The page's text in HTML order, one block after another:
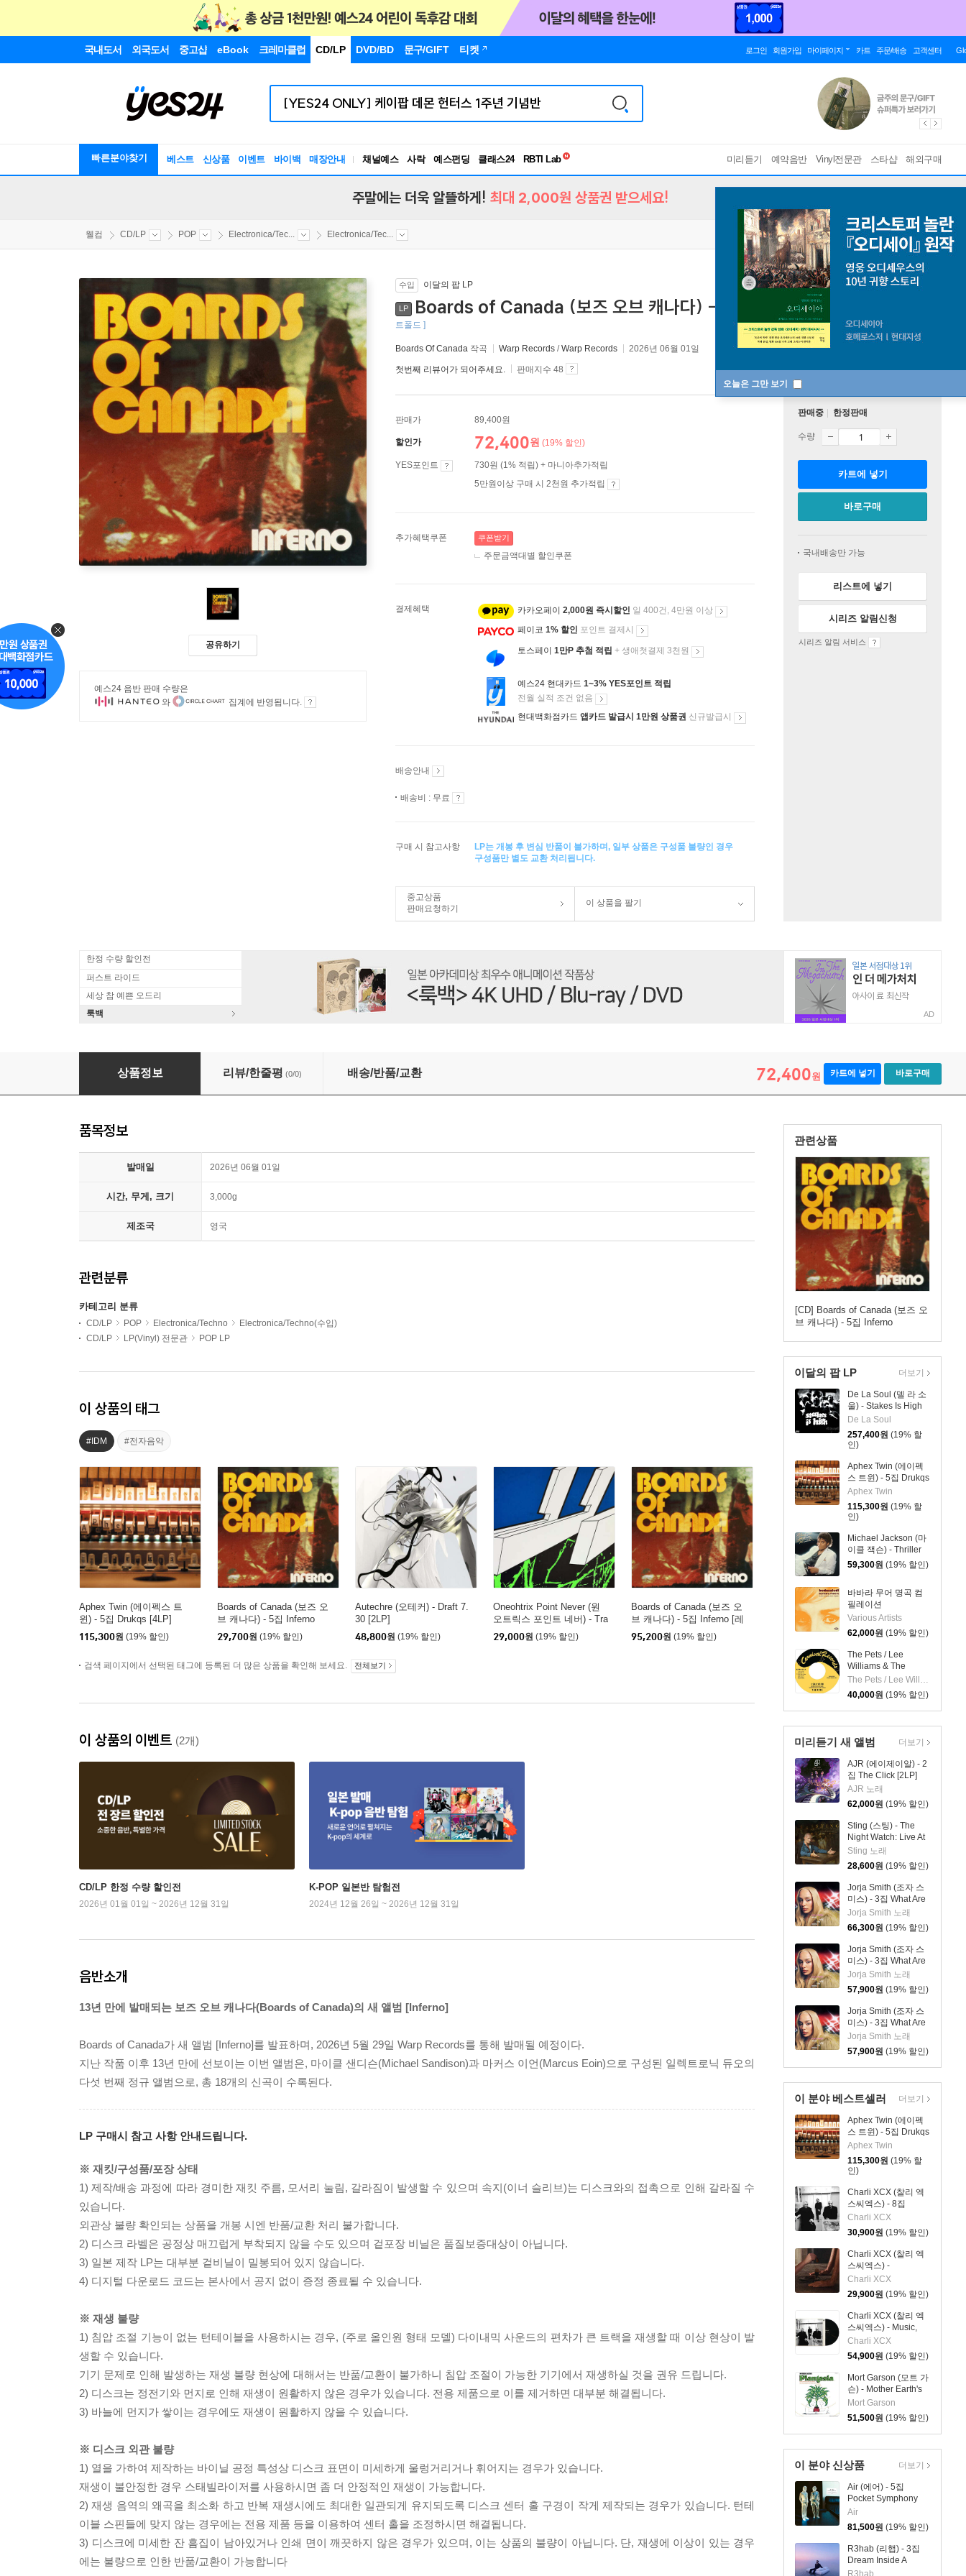
국내도서 외국도서 중고샵 eBook 크레마클럽 CD/LP DVD/BD 문구/GIFT 티켓 로그인 회원가입 마이페이지 카트 주문/배송 고객센터
빠른분야찾기 베스트 신상품 이벤트 바이백 매장안내 채널예스 사락 예스펀딩 클래스24
RBTI Lab
독서유형검사
미리듣기 예약음반 Vinyl전문관 스타샵 해외구매
오늘은 그만 보기
주말에는 더욱 알뜰하게! 최대 2,000원 상품권 받으세요!
웰컴 CD/LP POP Electronica/Tec... Electronica/Tec...
공유하기
예스24 음반 판매 수량은
와
집계에 반영됩니다.
수입 이달의 팝 LP
LP Boards of Canada (보즈 오브 캐나다) - 5집 Inferno [2LP]
트폴드 ]
Boards Of Canada 작곡 Warp Records /Warp Records 2026년 06월 01일
첫번째 리뷰어가 되어주세요. 판매지수 48
판매가 89,400원
할인가 72,400원 (19% 할인)
YES포인트
730원 (1% 적립) + 마니아추가적립
5만원이상 구매 시 2천원 추가적립
추가혜택쿠폰 쿠폰받기
주문금액대별 할인쿠폰
결제혜택 카카오페이 2,000원 즉시할인 일 400건, 4만원 이상
페이코 1% 할인 포인트 결제시
토스페이 1만P 추첨 적립 + 생애첫결제 3천원
예스24 현대카드 1~3% YES포인트 적립
전월 실적 조건 없음
현대백화점카드 앱카드 발급시 1만원 상품권 신규발급시
배송안내
배송비 : 무료
구매 시 참고사항
LP는 개봉 후 변심 반품이 불가하며, 일부 상품은 구성품 불량인 경우
구성품만 별도 교환 처리됩니다.
중고상품
판매요청하기
이 상품을 팔기
판매중 한정판매
수량
카트에 넣기
바로구매
국내배송만 가능
리스트에 넣기
시리즈 알림신청
시리즈 알림 서비스
한정 수량 할인전
퍼스트 라이드
세상 참 예쁜 오드리
룩백
AD
Boards of Canada (보즈 오브 캐나다) - 5집 Inferno [2LP]
상품정보 리뷰/한줄평 (0/0) 배송/반품/교환 72,400원 카트에 넣기 바로구매
관련상품
[CD] Boards of Canada (보즈 오
브 캐나다) - 5집 Inferno
이달의 팝 LP
De La Soul (델 라 소
울) - Stakes Is High
[컬러 4LP]
De La Soul
257,400원 (19% 할
인)
Aphex Twin (에이펙
스 트윈) - 5집 Drukqs
[4LP]
Aphex Twin
115,300원 (19% 할
인)
Michael Jackson (마
이클 잭슨) - Thriller
[레드 앤 블랙 마블
59,300원 (19% 할인)
바바라 무어 명곡 컴
필레이션
(Bedazzled! Barbara
Moore TV, Film And
Studio Work 1965–
81) [2LP]
Various Artists
62,000원 (19% 할인)
The Pets / Lee
Williams & The
Cymbals - I Say
Yeah / It's Everything
About You I Love [7
인치 Vinyl]
The Pets / Lee Williams & The Cymbals
40,000원 (19% 할인)
더보기
미리듣기 새 앨범
AJR (에이제이알) - 2
집 The Click [2LP]
AJR 노래
62,000원 (19% 할인)
Sting (스팅) - The
Night Watch: Live At
The Rijksmuseum
Sting 노래
28,600원 (19% 할인)
Jorja Smith (조자 스
미스) - 3집 What Are
The Odds [스플래터
컬러 LP]
Jorja Smith 노래
66,300원 (19% 할인)
Jorja Smith (조자 스
미스) - 3집 What Are
The Odds [심플 오렌
지 컬러 LP]
Jorja Smith 노래
57,900원 (19% 할인)
Jorja Smith (조자 스
미스) - 3집 What Are
The Odds [심플 바이
올렛 컬러 LP]
Jorja Smith 노래
57,900원 (19% 할인)
더보기
이 분야 베스트셀러
Aphex Twin (에이펙
스 트윈) - 5집 Drukqs
[4LP]
Aphex Twin
115,300원 (19% 할
인)
Charli XCX (찰리 엑
스씨엑스) - 8집
Music, Fashion, Film
Charli XCX
30,900원 (19% 할인)
Charli XCX (찰리 엑
스씨엑스) -
Wuthering Heights
Charli XCX
29,900원 (19% 할인)
Charli XCX (찰리 엑
스씨엑스) - Music,
Fashion, Film [LP]
Charli XCX
54,900원 (19% 할인)
Mort Garson (모트 가
슨) - Mother Earth's
Plantasia [멀티 에코
컬러 LP]
Mort Garson
51,500원 (19% 할인)
더보기
이 분야 신상품
Air (에어) - 5집
Pocket Symphony
[클리어 컬러 2LP]
Air
81,500원 (19% 할인)
R3hab (리햅) - 3집
Dream Inside A
Dream [마블 컬러 LP]
더보기
품목정보
발매일 2026년 06월 01일
시간, 무게, 크기 3,000g
제조국 영국
관련분류
카테고리 분류
CD/LP POP Electronica/Techno
Electronica/Techno(수입)
CD/LP
LP(Vinyl) 전문관 POP LP
이 상품의 태그
#IDM #전자음악
Aphex Twin (에이펙스 트
윈) - 5집 Drukqs [4LP]
115,300원 (19% 할인)
Boards of Canada (보즈 오
브 캐나다) - 5집 Inferno
29,700원 (19% 할인)
Autechre (오테커) - Draft 7.
30 [2LP]
48,800원 (19% 할인)
Oneohtrix Point Never (원
오트릭스 포인트 네버) - Tra
nquilizer
29,000원 (19% 할인)
Boards of Canada (보즈 오
브 캐나다) - 5집 Inferno [레
드 컬러 2LP]
95,200원 (19% 할인)
검색 페이지에서 선택된 태그에 등록된 더 많은 상품을 확인해 보세요. 전체보기
이 상품의 이벤트 (2개)
CD/LP 한정 수량 할인전
2026년 01월 01일 ~ 2026년 12월 31일
K-POP 일본반 탐험전
2024년 12월 26일 ~ 2026년 12월 31일
음반소개
13년 만에 발매되는 보즈 오브 캐나다(Boards of Canada)의 새 앨범 [Inferno]
Boards of Canada가 새 앨범 [Inferno]를 발표하며, 2026년 5월 29일 Warp Records를 통해 발매될 예정이다.
지난 작품 이후 13년 만에 선보이는 이번 앨범은, 마이클 샌디슨(Michael Sandison)과 마커스 이언(Marcus Eoin)으로 구성된 일렉트로닉 듀오의
다섯 번째 정규 앨범으로, 총 18개의 신곡이 수록된다.
LP 구매시 참고 사항 안내드립니다.
※ 재킷/구성품/포장 상태
1) 제작/배송 과정에 따라 경미한 재킷 주름, 모서리 눌림, 갈라짐이 발생할 수 있으며 속지(이너 슬리브)는 디스크와의 접촉으로 인해 갈라질 수
있습니다.
외관상 불량 확인되는 상품을 개봉 시엔 반품/교환 처리 불가합니다.
2) 디스크 라벨은 공정상 매끄럽게 부착되지 않을 수도 있으며 겉포장 비닐은 품질보증대상이 아닙니다.
3) 일본 제작 LP는 대부분 겉비닐이 밀봉되어 있지 않습니다.
4) 디지털 다운로드 코드는 본사에서 공지 없이 증정 종료될 수 있습니다.
※ 재생 불량
1) 침압 조절 기능이 없는 턴테이블을 사용하시는 경우, (주로 올인원 형태 모델) 다이내믹 사운드의 편차가 큰 트랙을 재생할 때 이상 현상이 발
생할 수 있습니다.
기기 문제로 인해 발생하는 재생 불량 현상에 대해서는 반품/교환이 불가하니 침압 조절이 가능한 기기에서 재생하실 것을 권유 드립니다.
2) 디스크는 정전기와 먼지로 인해 재생이 원활하지 않은 경우가 있습니다. 전용 제품으로 이를 제거하면 대부분 해결됩니다.
3) 바늘에 먼지가 쌓이는 경우에도 재생이 원활하지 않을 수 있습니다.
※ 디스크 외관 불량
1) 열을 가하여 제작하는 바이닐 공정 특성상 디스크 표면이 미세하게 울렁거리거나 휘어지는 경우가 있습니다.
재생이 불안정한 경우 스태빌라이저를 사용하시면 좀 더 안정적인 재생이 가능합니다.
2) 재생 음역의 왜곡을 최소화 하고 반복 재생시에도 최대한 일관되게 유지되도록 디스크 센터 홀 구경이 작게 제작되는 경우가 있습니다. 턴테
이블 스핀들에 맞지 않는 경우에는 전용 제품 등을 이용하여 센터 홀을 조정하시면 해결됩니다.
3) 디스크에 미세한 잔 흠집이 남아있거나 인쇄 면이 깨끗하지 않은 경우가 있으며, 이는 상품의 불량이 아닙니다. 단, 재생에 이상이 있는 경우
에는 불량으로 인한 반품/교환이 가능합니다